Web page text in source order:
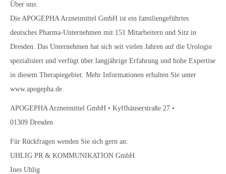
Über uns:
Die APOGEPHA Arzneimittel GmbH ist ein familiengeführtes
deutsches Pharma-Unternehmen mit 151 Mitarbeitern und Sitz in
Dresden. Das Unternehmen hat sich seit vielen Jahren auf die Urologie
spezialisiert und verfügt über langjährige Erfahrung und hohe Expertise
in diesem Therapiegebiet. Mehr Informationen erhalten Sie unter
www.apogepha.de.
APOGEPHA Arzneimittel GmbH • Kyffhäuserstraße 27 •
01309 Dresden
Für Rückfragen wenden Sie sich gern an:
UHLIG PR & KOMMUNIKATION GmbH
Ines Uhlig